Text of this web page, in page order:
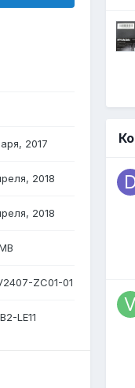
2017
2018
2018
ZC01-01
LE11